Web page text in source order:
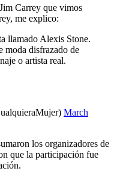
Carrey que vimos
me explico:
llamado Alexis Stone.
moda disfrazado de
o artista real.
March
los organizadores de
que la participación fue